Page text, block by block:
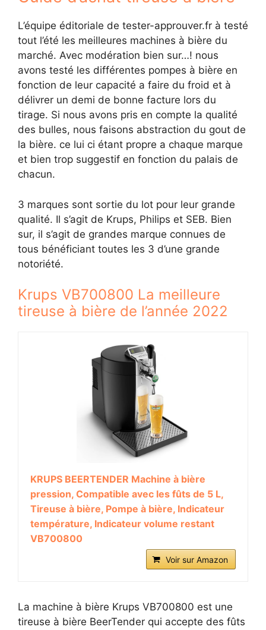
L’équipe éditoriale de tester-approuver.fr à testé
tout l’été les meilleures machines à bière du
marché. Avec modération bien sur…! nous
avons testé les différentes pompes à bière en
fonction de leur capacité a faire du froid et à
délivrer un demi de bonne facture lors du
tirage. Si nous avons pris en compte la qualité
des bulles, nous faisons abstraction du gout de
la bière. ce lui ci étant propre a chaque marque
et bien trop suggestif en fonction du palais de
chacun.
3 marques sont sortie du lot pour leur grande
qualité. Il s’agit de Krups, Philips et SEB. Bien
sur, il s’agit de grandes marque connues de
tous bénéficiant toutes les 3 d’une grande
notoriété.
Krups VB700800 La meilleure
tireuse à bière de l’année 2022
KRUPS BEERTENDER Machine à bière
pression, Compatible avec les fûts de 5 L,
Tireuse à bière, Pompe à bière, Indicateur
température, Indicateur volume restant
VB700800
Voir sur Amazon
La machine à bière Krups VB700800 est une
tireuse à bière BeerTender qui accepte des fûts